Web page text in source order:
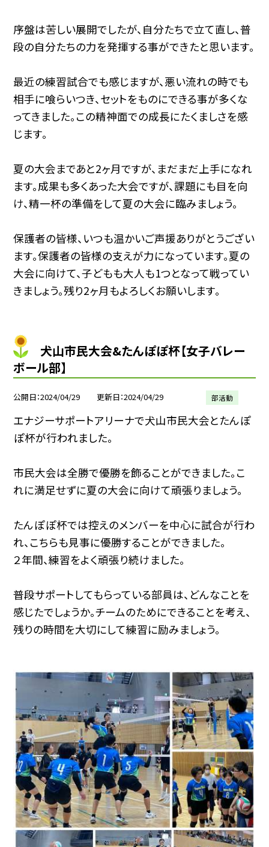
序盤は苦しい展開でしたが、自分たちで立て直し、普
段の自分たちの力を発揮する事ができたと思います。
最近の練習試合でも感じますが、悪い流れの時でも
相手に喰らいつき、セットをものにできる事が多くな
ってきました。この精神面での成長にたくましさを感
じます。
夏の大会まであと2ヶ月ですが、まだまだ上手になれ
ます。成果も多くあった大会ですが、課題にも目を向
け、精一杯の準備をして夏の大会に臨みましょう。
保護者の皆様、いつも温かいご声援ありがとうござい
ます。保護者の皆様の支えが力になっています。夏の
大会に向けて、子どもも大人も1つとなって戦ってい
きましょう。残り2ヶ月もよろしくお願いします。
犬山市民大会&たんぽぽ杯【女子バレー
ボール部】
公開日 2024/04/29 更新日 2024/04/29 部活動
エナジーサポートアリーナで犬山市民大会とたんぽ
ぽ杯が行われました。
市民大会は全勝で優勝を飾ることができました。こ
れに満足せずに夏の大会に向けて頑張りましょう。
たんぽぽ杯では控えのメンバーを中心に試合が行わ
れ、こちらも見事に優勝することができました。
２年間、練習をよく頑張り続けました。
普段サポートしてもらっている部員は、どんなことを
感じたでしょうか。チームのためにできることを考え、
残りの時間を大切にして練習に励みましょう。